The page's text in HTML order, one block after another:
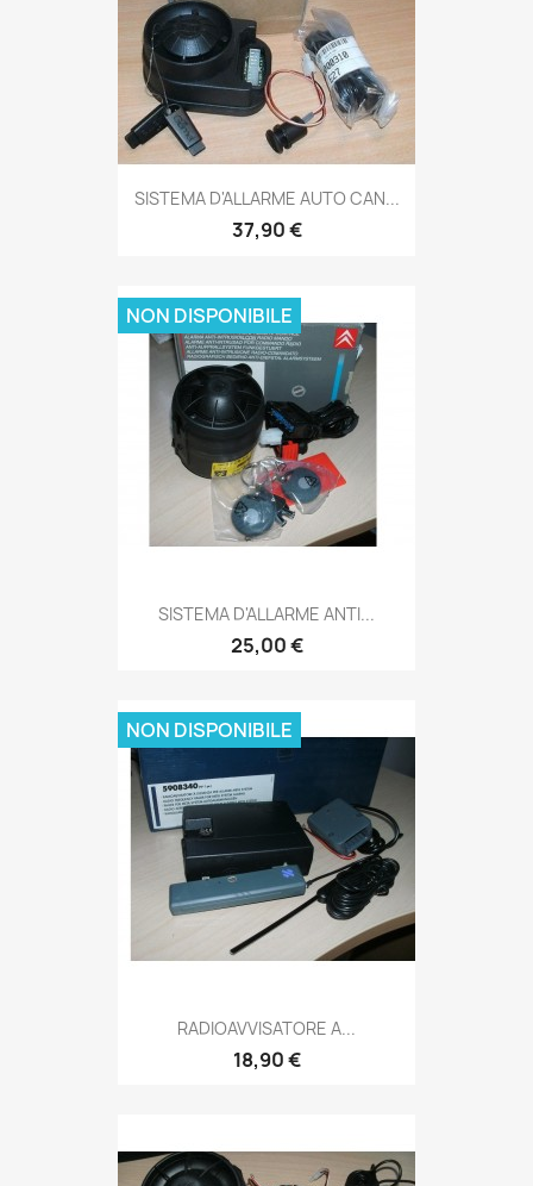
SISTEMA D'ALLARME AUTO CAN...
37,90 €
SISTEMA D'ALLARME ANTI...
25,00 €
NON DISPONIBILE
RADIOAVVISATORE A...
18,90 €
NON DISPONIBILE